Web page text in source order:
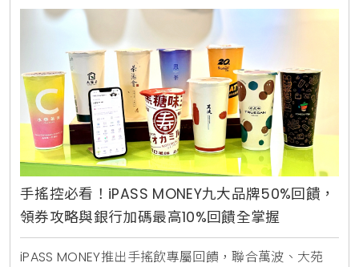
手搖控必看！iPASS MONEY九大品牌50%回饋，
領券攻略與銀行加碼最高10%回饋全掌握
iPASS MONEY推出手搖飲專屬回饋，聯合萬波、大苑